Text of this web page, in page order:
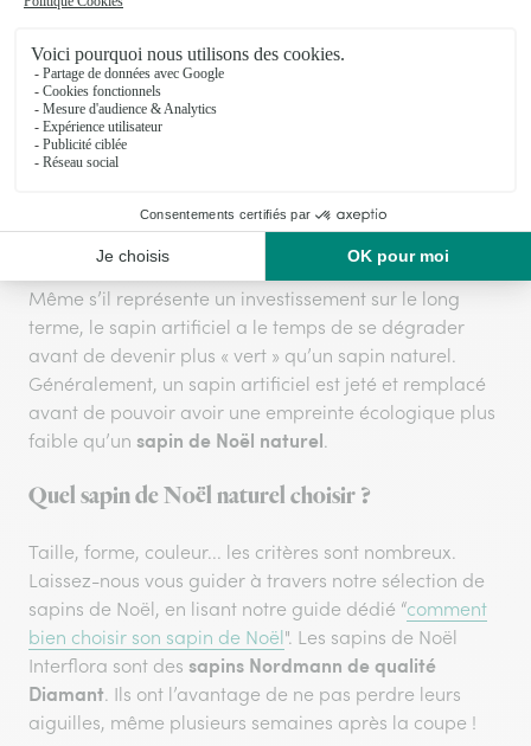
Voici une question qui se pose souvent : lequel choisir
entre un
Sapin de Noël naturel et sapin de Noël
artificiel? Il faut savoir que le sapin naturel est plus
respectueux de l'environnement, car il est 100 %
biodégradable… et
artificiel, quant à lui, est fabriqué à partir de
qui ne peuvent pas être recyclés.Apprenez ici tout ce
qu’il y a à savoir sur
Même s’il représente un investissement sur le long
terme, le sapin artificiel a le temps de se dégrader
avant de devenir plus « vert » qu’un sapin naturel.
Généralement, un sapin artificiel est jeté et remplacé
avant de pouvoir avoir une empreinte écologique plus
faible qu’un sapin de Noël naturel.
Quel sapin de Noël naturel choisir ?
Taille, forme, couleur... les critères sont nombreux.
Laissez-nous vous guider à travers notre sélection de
sapins de Noël, en lisant notre guide dédié “comment
bien choisir son sapin de Noël". Les sapins de Noël
Interflora sont des sapins Nordmann de qualité
Diamant. Ils ont l’avantage de ne pas perdre leurs
aiguilles, même plusieurs semaines après la coupe !